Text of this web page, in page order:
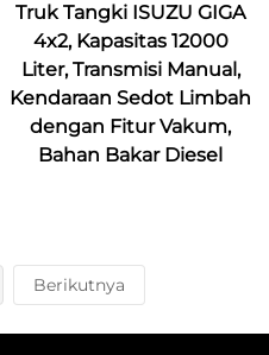
Truk Tangki ISUZU GIGA
4x2, Kapasitas 12000
Liter, Transmisi Manual,
Kendaraan Sedot Limbah
dengan Fitur Vakum,
Bahan Bakar Diesel
Berikutnya